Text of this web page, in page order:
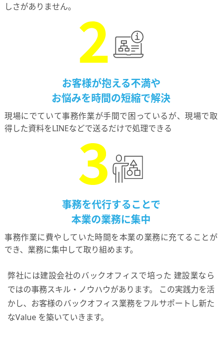
しさがありません。
お客様が抱える不満や
お悩みを時間の短縮で解決
現場にでていて事務作業が手間で困っているが、現場で取
得した資料をLINEなどで送るだけで処理できる
事務を代行することで
本業の業務に集中
事務作業に費やしていた時間を本業の業務に充てることが
でき、業務に集中して取り組めます。
弊社には建設会社のバックオフィスで培った 建設業なら
ではの事務スキル・ノウハウがあります。
この実践力を活
かし、お客様のバックオフィス業務をフルサポートし新た
なValue を築いていきます。